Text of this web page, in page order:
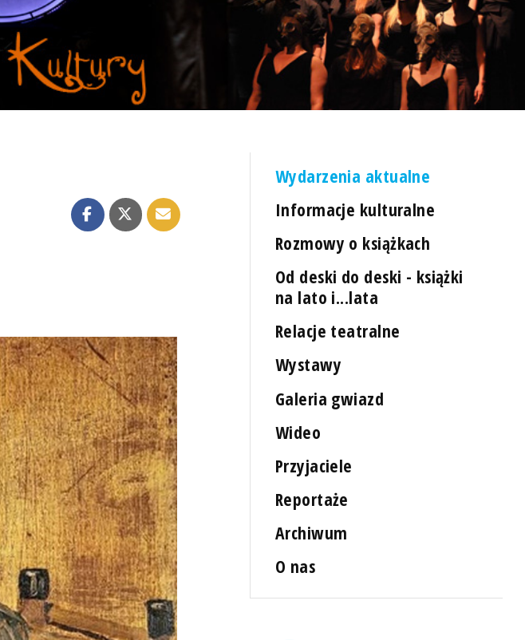
Wydarzenia aktualne
Informacje kulturalne
Rozmowy o książkach
Od deski do deski - książki
na lato i...lata
Relacje teatralne
Wystawy
Galeria gwiazd
Wideo
Przyjaciele
Reportaże
Archiwum
O nas